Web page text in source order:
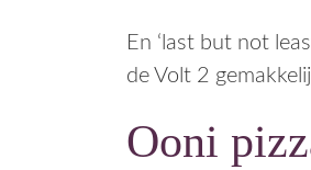
En ‘last but not
de Volt 2
Ooni